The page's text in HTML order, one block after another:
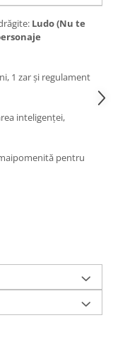
Ludo (Nu te
1 zar şi regulament
inteligenţei,
pentru